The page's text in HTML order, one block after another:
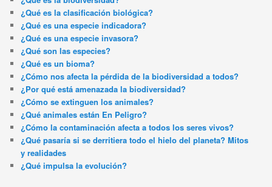
¿Qué es la clasificación biológica?
¿Qué es una especie indicadora?
¿Qué es una especie invasora?
¿Qué son las especies?
¿Qué es un bioma?
¿Cómo nos afecta la pérdida de la biodiversidad a todos?
¿Por qué está amenazada la biodiversidad?
¿Cómo se extinguen los animales?
¿Qué animales están En Peligro?
¿Cómo la contaminación afecta a todos los seres vivos?
¿Qué pasaría si se derritiera todo el hielo del planeta? Mitos
y realidades
¿Qué impulsa la evolución?